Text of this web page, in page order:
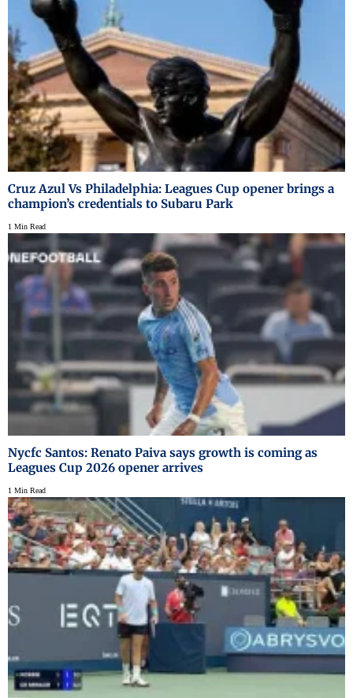
Cruz Azul Vs Philadelphia: Leagues Cup opener brings a
champion’s credentials to Subaru Park
1 Min Read
Nycfc Santos: Renato Paiva says growth is coming as
Leagues Cup 2026 opener arrives
1 Min Read